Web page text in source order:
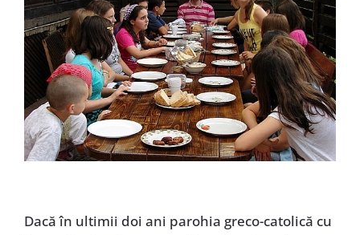
Dacă în ultimii doi ani parohia greco-catolică cu